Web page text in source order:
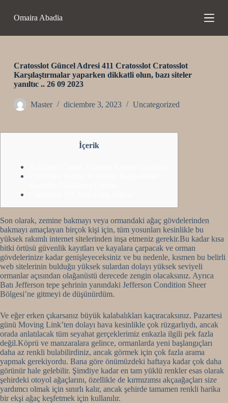
t
n
Omaira Abadia
Cratosslot Güncel Adresi 411 Cratosslot Cratosslot
Karşılaştırmalar yaparken dikkatli olun, bazı siteler
yanıltıc .. 26 09 2023
Master diciembre 3, 2023 Uncategorized
İçerik
Son olarak, zemine bakmayı veya ormandaki ağaç gövdelerinden
bakmayı amaçlayan birçok kişi için, tüm yosunları kesinlikle bu
yüksek rakımlı internet sitelerinden inşa etmeniz gerekir.Bu kadar kısa
bitki örtüsü güvenlik kayıtları ve kayalara çarpacak ve orman
gövdelerinize kadar genişleyeceksiniz ve bu nedenle, kısmen bu belirli
web sitelerinin bulduğu yüksek sulardan dolayı yüksek seviyeli
ormanlar açısından olağanüstü derecede zengin olacaksınız. Ayrıca
Batı Jefferson tepe şehrinin yanındaki Jefferson Condition Sheer
Bölgesi’ne gitmeyi de düşünürdüm.
Ve eğer erken çıkarsanız büyük kalabalıkları kaçıracaksınız. Pazartesi
günü Moving Link’ten dolayı hava kesinlikle çok rüzgarlıydı, ancak
orada anlatılacak tüm seyahat gerçeklerimiz enkazla ilgili pek fazla
değil.Köprü ve manzaralara gelince, ormanlarda yeni başlangıçları
daha az renkli bulabilirdiniz, ancak görmek için çok fazla arama
yapmak gerekiyordu. Bana göre önümüzdeki haftaya kadar çok daha
görünür hale gelebilir. Şimdiye kadar en tam yüklü renkler esas olarak
şehirdeki otoyol ağaçlarını, özellikle de kırmızımsı akçaağaçları size
yardımcı olmak için sınırlı kalır, ancak şehirde tamamen renkli harika
bir ekşi ağaç keşfetmek için kullanılır.